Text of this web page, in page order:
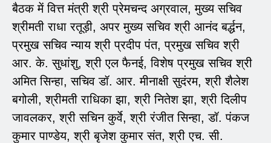
बैठक में वित्त मंत्री श्री प्रेमचन्द अग्रवाल, मुख्य सचिव
श्रीमती राधा रतूड़ी, अपर मुख्य सचिव श्री आनंद बर्द्धन,
प्रमुख सचिव न्याय श्री प्रदीप पंत, प्रमुख सचिव श्री
आर. के. सुधांशु, श्री एल फैनई, विशेष प्रमुख सचिव श्री
अमित सिन्हा, सचिव डॉ. आर. मीनाक्षी सुदंरम, श्री शैलेश
बगोली, श्रीमती राधिका झा, श्री नितेश झा, श्री दिलीप
जावलकर, श्री सचिन कुर्वे, श्री रंजीत सिन्हा, डॉ. पंकज
कुमार पाण्डेय, श्री बृजेश कुमार संत, श्री एच. सी.